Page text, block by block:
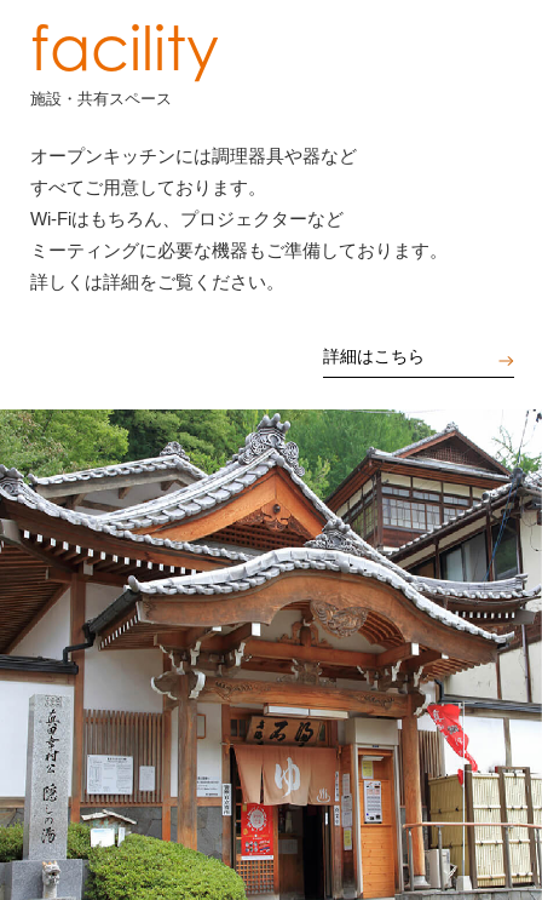
facility
施設・共有スペース
オープンキッチンには調理器具や器など
すべてご用意しております。
Wi-Fiはもちろん、プロジェクターなど
ミーティングに必要な機器もご準備しております。
詳しくは詳細をご覧ください。
詳細はこちら